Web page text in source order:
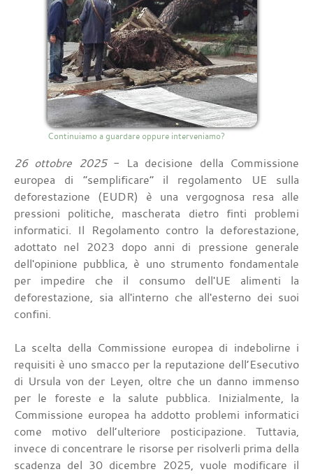
Continuiamo a guardare oppure interveniamo?
26 ottobre 2025- La decisione della Commissione
europea di “semplificare” il regolamento UE sulla
deforestazione (EUDR) è una vergognosa resa alle
pressioni politiche, mascherata dietro finti problemi
informatici. Il Regolamento contro la deforestazione,
adottato nel 2023 dopo anni di pressione generale
dell'opinione pubblica, è uno strumento fondamentale
per impedire che il consumo dell'UE alimenti la
deforestazione, sia all'interno che all'esterno dei suoi
confini.
La scelta della Commissione europea di indebolirne i
requisiti è uno smacco per la reputazione dell’Esecutivo
di Ursula von der Leyen, oltre che un danno immenso
per le foreste e la salute pubblica. Inizialmente, la
Commissione europea ha addotto problemi informatici
come motivo dell’ulteriore posticipazione. Tuttavia,
invece di concentrare le risorse per risolverli prima della
scadenza del 30 dicembre 2025, vuole modificare il